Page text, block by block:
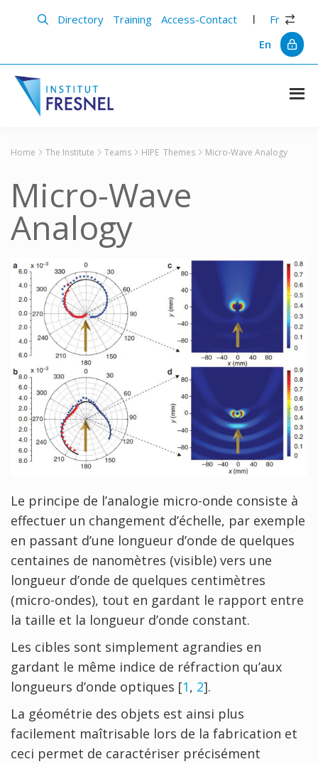
Directory Training Access-Contact
Fr
En
Institut
en
Home The Institute Teams HIPE Themes Micro-Wave Analogy
Micro-Wave
Analogy
Le principe de l’analogie micro-onde consiste à
effectuer un changement d’échelle, par exemple
en passant d’une longueur d’onde de quelques
centaines de nanomètres (visible) vers une
longueur d’onde de quelques centimètres
(micro-ondes), tout en gardant le rapport entre
la taille et la longueur d’onde constant.
Les cibles sont simplement agrandies en
gardant le même indice de réfraction qu’aux
longueurs d’onde optiques [1, 2].
La géométrie des objets est ainsi plus
facilement maîtrisable lors de la fabrication et
ceci permet de caractériser précisément